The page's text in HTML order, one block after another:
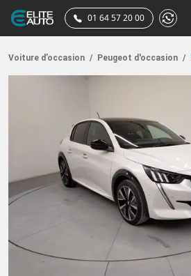
01 64 57 20 00
Voiture d’occasion / Peugeot d'occasion /